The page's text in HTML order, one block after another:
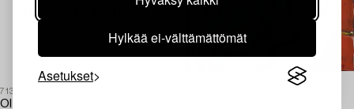
Hylkää ei-välttämättömät
Asetukset
713
Olle Olsson-Hagalund